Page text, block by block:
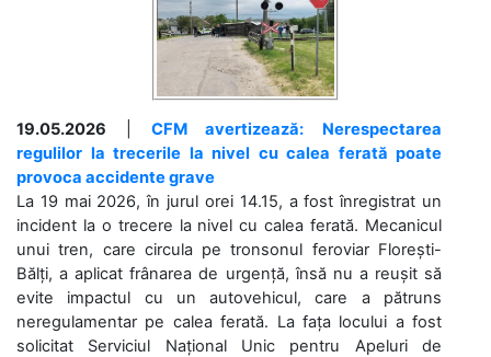
19.05.2026
CFM avertizează: Nerespectarea
regulilor la trecerile la nivel cu calea ferată poate
provoca accidente grave
La 19 mai 2026, în jurul orei 14.15, a fost înregistrat un
incident la o trecere la nivel cu calea ferată. Mecanicul
unui tren, care circula pe tronsonul feroviar Florești-
Bălți, a aplicat frânarea de urgență, însă nu a reușit să
evite impactul cu un autovehicul, care a pătruns
neregulamentar pe calea ferată. La fața locului a fost
solicitat Serviciul Național Unic pentru Apeluri de